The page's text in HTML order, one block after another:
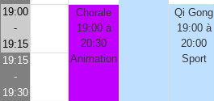
19:00
-
19:15
Chorale
19:00 à
20:30
Animation
Qi Gong
19:00 à
20:00
Sport
19:15
-
19:30